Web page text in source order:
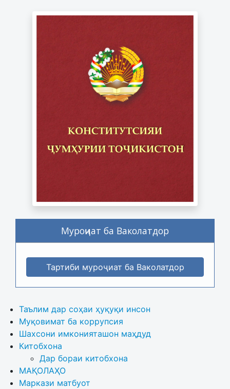
Муроҷиат ба Ваколатдор
Тартиби муроҷиат ба Ваколатдор
Таълим дар соҳаи ҳуқуқи инсон
Муқовимат ба коррупсия
Шахсони имконияташон маҳдуд
Китобхона
Дар бораи китобхона
МАҚОЛАҲО
Маркази матбуот